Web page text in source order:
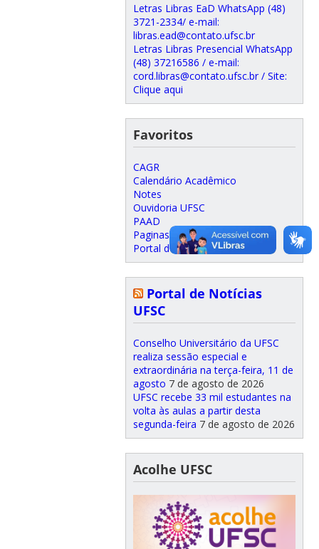
Letras Libras EaD WhatsApp (48)
3721-2334/ e-mail:
libras.ead@contato.ufsc.br
Letras Libras Presencial WhatsApp
(48) 37216586 / e-mail:
cord.libras@contato.ufsc.br / Site:
Clique aqui
Favoritos
CAGR
Calendário Acadêmico
Notes
Ouvidoria UFSC
PAAD
Paginas@UFSC
Portal do Professor
Portal de Notícias
UFSC
Conselho Universitário da UFSC
realiza sessão especial e
extraordinária na terça-feira, 11 de
agosto 7 de agosto de 2026
UFSC recebe 33 mil estudantes na
volta às aulas a partir desta
segunda-feira 7 de agosto de 2026
Acolhe UFSC